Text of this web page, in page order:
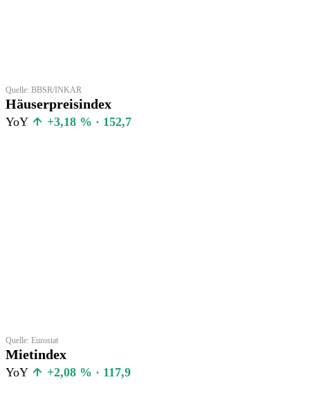
Quelle: BBSR/INKAR
Häuserpreisindex
YoY +3,18 % · 152,7
Quelle: Eurostat
Mietindex
YoY +2,08 % · 117,9